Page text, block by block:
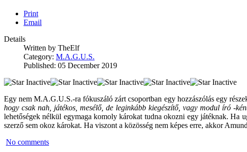
Print
Email
Details
Written by TheElf
Category: M.A.G.U.S.
Published: 05 December 2019
Egy nem M.A.G.U.S.-ra fókuszáló zárt csoportban egy hozzászólás egy
hogy csak nah, játékos, mesélő, de leginkább kiegészítő, vagy modul író -
lehetőségek nélkül egymaga komoly károkat tudna okozni egy játéknak. Ha
szerző sem okoz károkat. Ha viszont a közösség nem képes erre, akkor
No comments